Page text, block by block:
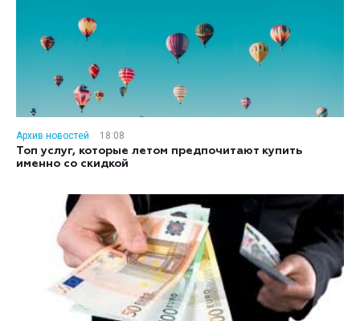
Архив новостей
18:08
Топ услуг, которые летом предпочитают купить
именно со скидкой